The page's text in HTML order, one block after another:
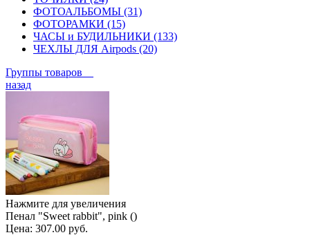
ФОТОАЛЬБОМЫ (31)
ФОТОРАМКИ (15)
ЧАСЫ и БУДИЛЬНИКИ (133)
ЧЕХЛЫ ДЛЯ Airpods (20)
Группы товаров
назад
Нажмите для увеличения
Пенал "Sweet rabbit", pink ()
Цена: 307.00 руб.